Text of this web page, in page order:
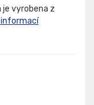
vyrobena z
informací